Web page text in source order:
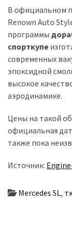
Тест-
драйв
(212)
Без
рубрики
(142)
В официальном
Renown Auto
программы
спорткупе
современных
эпоксидной
высокое
аэродинамике.
Цены на такой
официальная
также пока
Источник:
Mercedes SL,